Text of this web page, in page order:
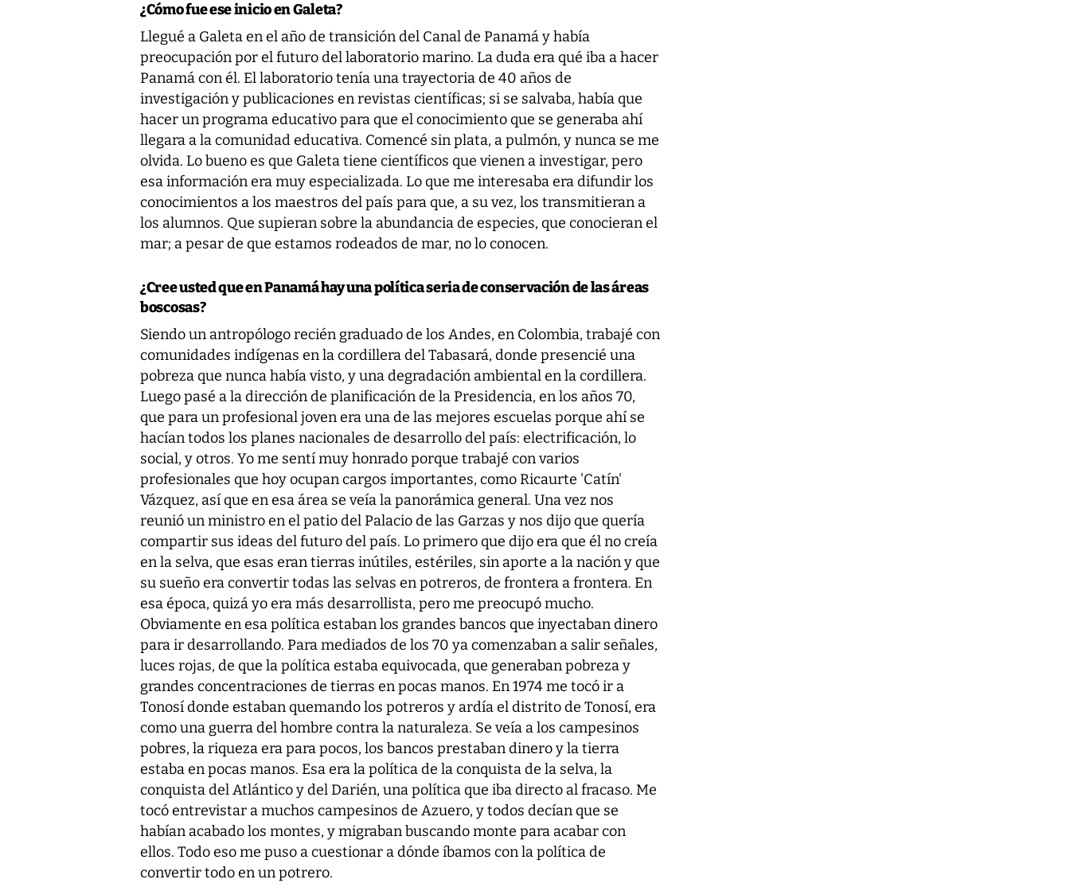
¿Cómo fue ese inicio en Galeta?
Llegué a Galeta en el año de transición del Canal de Panamá y había
preocupación por el futuro del laboratorio marino. La duda era qué iba a hacer
Panamá con él. El laboratorio tenía una trayectoria de 40 años de
investigación y publicaciones en revistas científicas; si se salvaba, había que
hacer un programa educativo para que el conocimiento que se generaba ahí
llegara a la comunidad educativa. Comencé sin plata, a pulmón, y nunca se me
olvida. Lo bueno es que Galeta tiene científicos que vienen a investigar, pero
esa información era muy especializada. Lo que me interesaba era difundir los
conocimientos a los maestros del país para que, a su vez, los transmitieran a
los alumnos. Que supieran sobre la abundancia de especies, que conocieran el
mar; a pesar de que estamos rodeados de mar, no lo conocen.
¿Cree usted que en Panamá hay una política seria de conservación de las áreas
boscosas?
Siendo un antropólogo recién graduado de los Andes, en Colombia, trabajé con
comunidades indígenas en la cordillera del Tabasará, donde presencié una
pobreza que nunca había visto, y una degradación ambiental en la cordillera.
Luego pasé a la dirección de planificación de la Presidencia, en los años 70,
que para un profesional joven era una de las mejores escuelas porque ahí se
hacían todos los planes nacionales de desarrollo del país: electrificación, lo
social, y otros. Yo me sentí muy honrado porque trabajé con varios
profesionales que hoy ocupan cargos importantes, como Ricaurte 'Catín'
Vázquez, así que en esa área se veía la panorámica general. Una vez nos
reunió un ministro en el patio del Palacio de las Garzas y nos dijo que quería
compartir sus ideas del futuro del país. Lo primero que dijo era que él no creía
en la selva, que esas eran tierras inútiles, estériles, sin aporte a la nación y que
su sueño era convertir todas las selvas en potreros, de frontera a frontera. En
esa época, quizá yo era más desarrollista, pero me preocupó mucho.
Obviamente en esa política estaban los grandes bancos que inyectaban dinero
para ir desarrollando. Para mediados de los 70 ya comenzaban a salir señales,
luces rojas, de que la política estaba equivocada, que generaban pobreza y
grandes concentraciones de tierras en pocas manos. En 1974 me tocó ir a
Tonosí donde estaban quemando los potreros y ardía el distrito de Tonosí, era
como una guerra del hombre contra la naturaleza. Se veía a los campesinos
pobres, la riqueza era para pocos, los bancos prestaban dinero y la tierra
estaba en pocas manos. Esa era la política de la conquista de la selva, la
conquista del Atlántico y del Darién, una política que iba directo al fracaso. Me
tocó entrevistar a muchos campesinos de Azuero, y todos decían que se
habían acabado los montes, y migraban buscando monte para acabar con
ellos. Todo eso me puso a cuestionar a dónde íbamos con la política de
convertir todo en un potrero.